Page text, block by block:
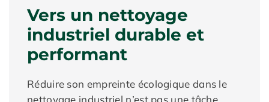
Vers un nettoyage
industriel durable et
performant
Réduire son empreinte écologique dans le
nettoyage industriel n’est pas une tâche